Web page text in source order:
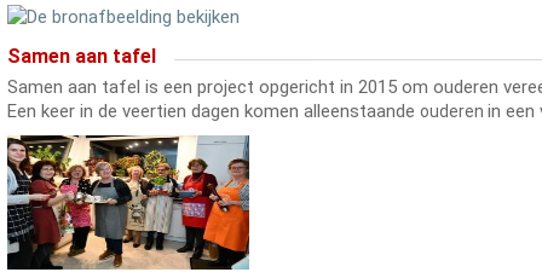
Samen aan tafel
Samen aan tafel is een project opgericht in 2015 om ouderen
Een keer in de veertien dagen komen alleenstaande ouderen in een